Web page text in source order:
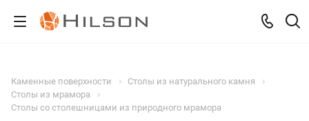
Каменные поверхности
Столы из натурального камня
Столы из мрамора
Столы со столешницами из природного мрамора